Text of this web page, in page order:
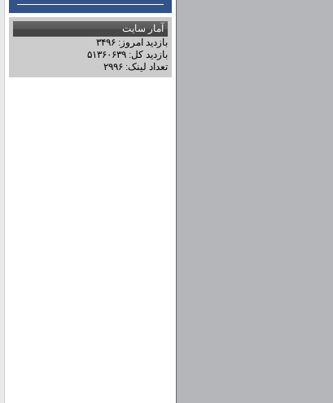
آمار سایت
بازدید امروز: ۳۴۹۶
بازدید کل: ۵۱۳۶۰۶۳۹
تعداد لینک: ۲۹۹۶